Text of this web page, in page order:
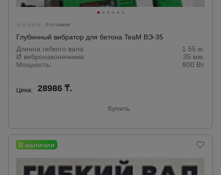
0 отзывов
Глубинный вибратор для бетона TeaM ВЭ-35
Длинна гибкого вала:
1.55 м.
Ø вибронаконечника:
35 мм.
Мощность:
800 Вт.
Цена: 28986 ₸.
Купить